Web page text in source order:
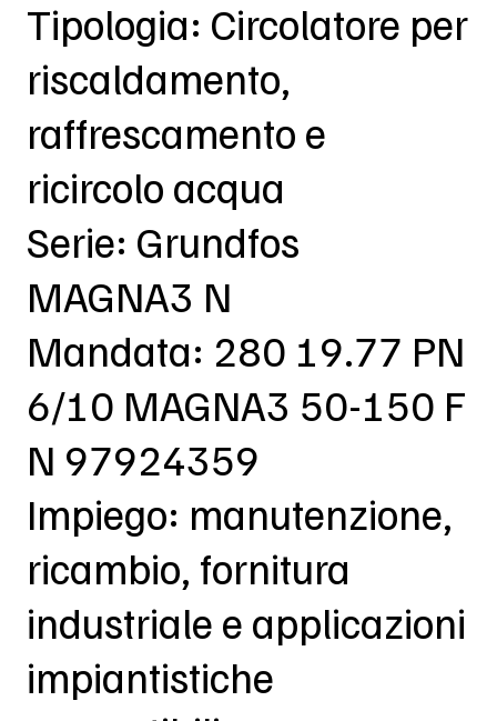
Tipologia: Circolatore per
riscaldamento,
raffrescamento e
ricircolo acqua
Serie: Grundfos
MAGNA3 N
Mandata: 280 19.77 PN
6/10 MAGNA3 50-150 F
N 97924359
Impiego: manutenzione,
ricambio, fornitura
industriale e applicazioni
impiantistiche